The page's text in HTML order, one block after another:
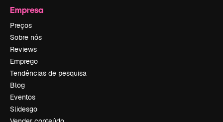
Empresa
Preços
Sobre nós
Reviews
Emprego
Tendências de pesquisa
Blog
Eventos
Slidesgo